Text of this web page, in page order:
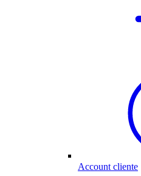
Account cliente